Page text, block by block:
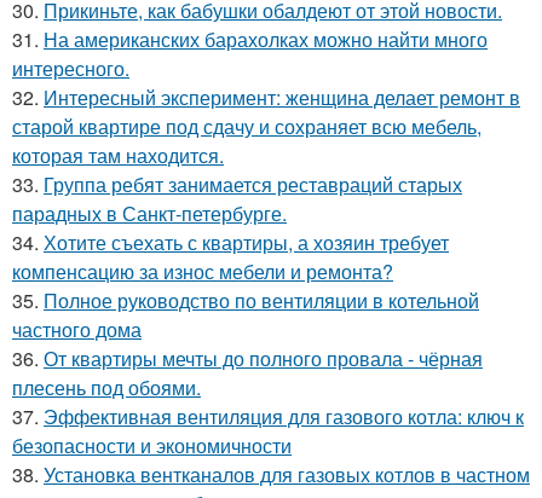
30. Прикиньте, как бабушки обалдеют от этой новости.
31. На американских барахолках можно найти много
интересного.
32. Интересный эксперимент: женщина делает ремонт в
старой квартире под сдачу и сохраняет всю мебель,
которая там находится.
33. Группа ребят занимается реставраций старых
парадных в Санкт-петербурге.
34. Хотите съехать с квартиры, а хозяин требует
компенсацию за износ мебели и ремонта?
35. Полное руководство по вентиляции в котельной
частного дома
36. От квартиры мечты до полного провала - чёрная
плесень под обоями.
37. Эффективная вентиляция для газового котла: ключ к
безопасности и экономичности
38. Установка вентканалов для газовых котлов в частном